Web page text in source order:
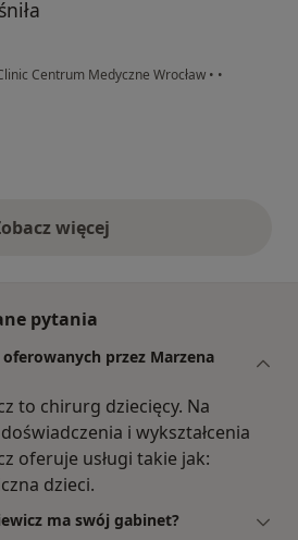
Centrum Medyczne Wrocław • •
więcej
opinie powyżej
pytania
przez Marzena
to chirurg dziecięcy. Na
i wykształcenia
oferuje usługi takie jak:
dzieci.
ma swój gabinet?